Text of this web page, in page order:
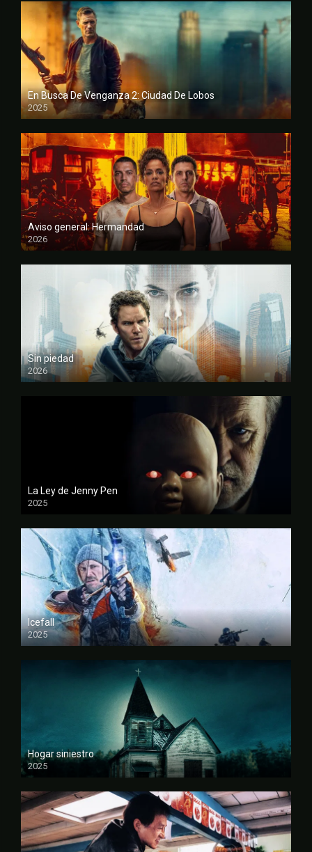
En Busca De Venganza 2: Ciudad De Lobos
2025
FULL HD
Aviso general: Hermandad
2026
FULL HD
Sin piedad
2026
FULL HD
La Ley de Jenny Pen
2025
FULL HD
Icefall
2025
FULL HD
Hogar siniestro
2025
FULL HD